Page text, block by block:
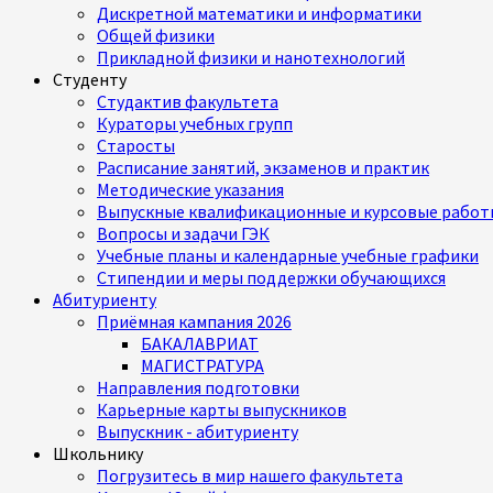
Дискретной математики и информатики
Общей физики
Прикладной физики и нанотехнологий
Студенту
Студактив факультета
Кураторы учебных групп
Старосты
Расписание занятий, экзаменов и практик
Методические указания
Выпускные квалификационные и курсовые
Вопросы и задачи ГЭК
Учебные планы и календарные учебные графики
Стипендии и меры поддержки обучающихся
Абитуриенту
Приёмная кампания 2026
БАКАЛАВРИАТ
МАГИСТРАТУРА
Направления подготовки
Карьерные карты выпускников
Выпускник - абитуриенту
Школьнику
Погрузитесь в мир нашего факультета